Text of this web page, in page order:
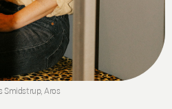
Smidstrup, Aros